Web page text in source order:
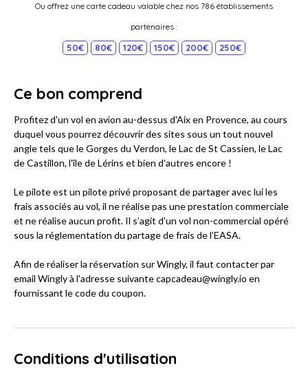
Ou offrez une carte cadeau valable chez nos 786 établissements
partenaires :
50€ 80€ 120€ 150€ 200€ 250€
Ce bon comprend
Profitez d'un vol en avion au-dessus d'Aix en Provence, au cours
duquel vous pourrez découvrir des sites sous un tout nouvel
angle tels que le Gorges du Verdon, le Lac de St Cassien, le Lac
de Castillon, l'île de Lérins et bien d'autres encore !
Le pilote est un pilote privé proposant de partager avec lui les
frais associés au vol, il ne réalise pas une prestation commerciale
et ne réalise aucun profit. Il s’agit d’un vol non-commercial opéré
sous la réglementation du partage de frais de l’EASA.
Afin de réaliser la réservation sur Wingly, il faut contacter par
email Wingly à l'adresse suivante capcadeau@wingly.io en
fournissant le code du coupon.
Conditions d'utilisation